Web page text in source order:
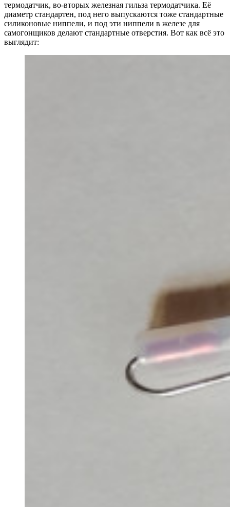
термодатчик, во-вторых железная гильза термодатчика. Её
диаметр стандартен, под него выпускаются тоже стандартные
силиконовые ниппели, и под эти ниппели в железе для
самогонщиков делают стандартные отверстия. Вот как всё это
выглядит: